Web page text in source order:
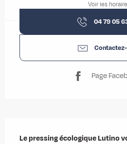
Voir les
04 79 05
Page
Le pressing écologique Lutino